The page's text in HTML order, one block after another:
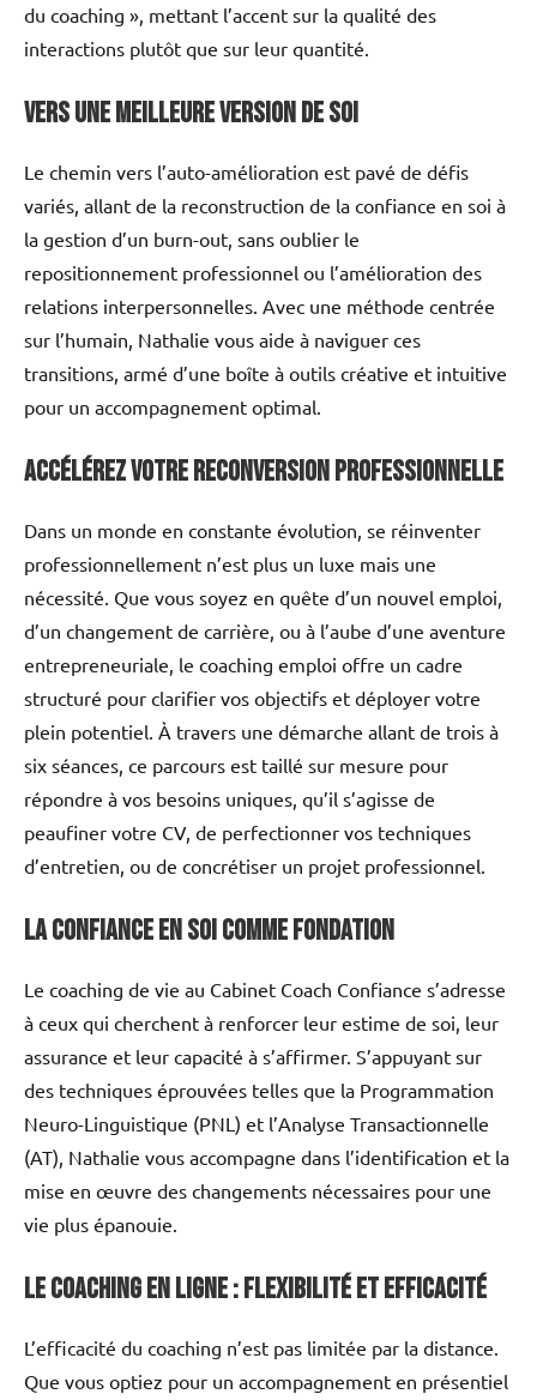
du coaching », mettant l’accent sur la qualité des
interactions plutôt que sur leur quantité.
Vers une meilleure version de soi
Le chemin vers l’auto-amélioration est pavé de défis
variés, allant de la reconstruction de la confiance en soi à
la gestion d’un burn-out, sans oublier le
repositionnement professionnel ou l’amélioration des
relations interpersonnelles. Avec une méthode centrée
sur l’humain, Nathalie vous aide à naviguer ces
transitions, armé d’une boîte à outils créative et intuitive
pour un accompagnement optimal.
Accélérez votre reconversion professionnelle
Dans un monde en constante évolution, se réinventer
professionnellement n’est plus un luxe mais une
nécessité. Que vous soyez en quête d’un nouvel emploi,
d’un changement de carrière, ou à l’aube d’une aventure
entrepreneuriale, le coaching emploi offre un cadre
structuré pour clarifier vos objectifs et déployer votre
plein potentiel. À travers une démarche allant de trois à
six séances, ce parcours est taillé sur mesure pour
répondre à vos besoins uniques, qu’il s’agisse de
peaufiner votre CV, de perfectionner vos techniques
d’entretien, ou de concrétiser un projet professionnel.
La confiance en soi comme fondation
Le coaching de vie au Cabinet Coach Confiance s’adresse
à ceux qui cherchent à renforcer leur estime de soi, leur
assurance et leur capacité à s’affirmer. S’appuyant sur
des techniques éprouvées telles que la Programmation
Neuro-Linguistique (PNL) et l’Analyse Transactionnelle
(AT), Nathalie vous accompagne dans l’identification et la
mise en œuvre des changements nécessaires pour une
vie plus épanouie.
Le coaching en ligne : flexibilité et efficacité
L’efficacité du coaching n’est pas limitée par la distance.
Que vous optiez pour un accompagnement en présentiel